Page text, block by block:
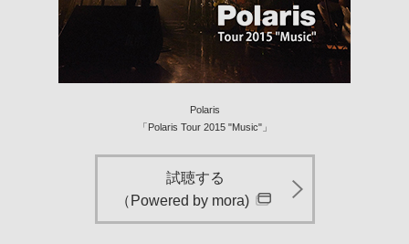
Polaris
「Polaris Tour 2015 "Music"」
試聴する
（Powered by mora)